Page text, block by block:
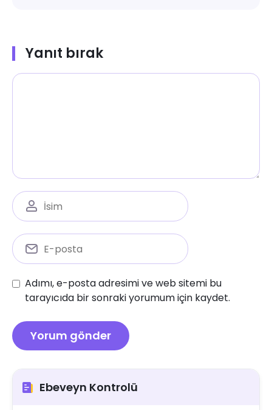
Yanıt bırak
Adımı, e-posta adresimi ve web sitemi bu
tarayıcıda bir sonraki yorumum için kaydet.
Ebeveyn Kontrolü